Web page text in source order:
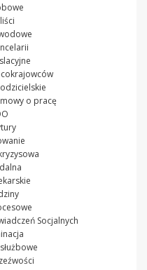
o pracę
Socjalnych